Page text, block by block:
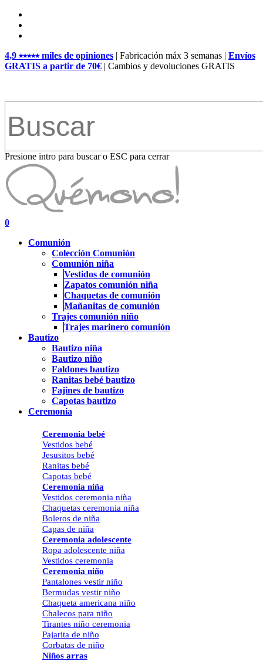
Skip
main
4,9 ⭑⭑⭑⭑⭑ miles de opiniones | Fabricación máx 3 semanas | Envíos
GRATIS a partir de 70€ | Cambios y devoluciones GRATIS
Presione intro para buscar o ESC para cerrar
Close
Search
search
account
0
Comunión
Colección Comunión
Comunión niña
Vestidos de comunión
Zapatos comunión niña
Chaquetas de comunión
Mañanitas de comunión
Trajes comunión niño
Trajes marinero comunión
Bautizo
Bautizo niña
Bautizo niño
Faldones bautizo
Ranitas bebé bautizo
Fajines de bautizo
Capotas bautizo
Ceremonia
Ceremonia bebé
Vestidos bebé
Jesusitos bebé
Ranitas bebé
Capotas bebé
Ceremonia niña
Vestidos ceremonia niña
Chaquetas ceremonia niña
Boleros de niña
Capas de niña
Ceremonia adolescente
Ropa adolescente niña
Vestidos ceremonia
Ceremonia niño
Pantalones vestir niño
Bermudas vestir niño
Chaqueta americana niño
Chalecos para niño
Tirantes niño ceremonia
Pajarita de niño
Corbatas de niño
Niños arras